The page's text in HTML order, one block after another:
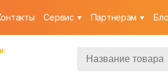
Cервис Партнерам